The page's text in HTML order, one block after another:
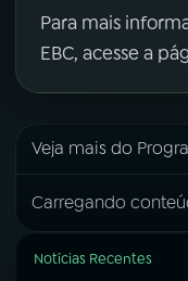
Para mais
EBC, acesse a
Veja mais do
Carregando
Notícias Recentes